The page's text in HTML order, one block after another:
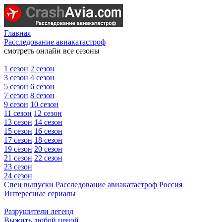
Главная
Расследование авиакатастроф
смотреть онлайн все сезоны
1 сезон 2 сезон
3 сезон 4 сезон
5 сезон 6 сезон
7 сезон 8 сезон
9 сезон 10 сезон
11 сезон 12 сезон
13 сезон 14 сезон
15 сезон 16 сезон
17 сезон 18 сезон
19 сезон 20 сезон
21 сезон 22 сезон
23 сезон
24 сезон
Спец выпуски Расследование авиакатастроф Россия
Интересные сериалы
Разрушители легенд
Выжить любой ценой